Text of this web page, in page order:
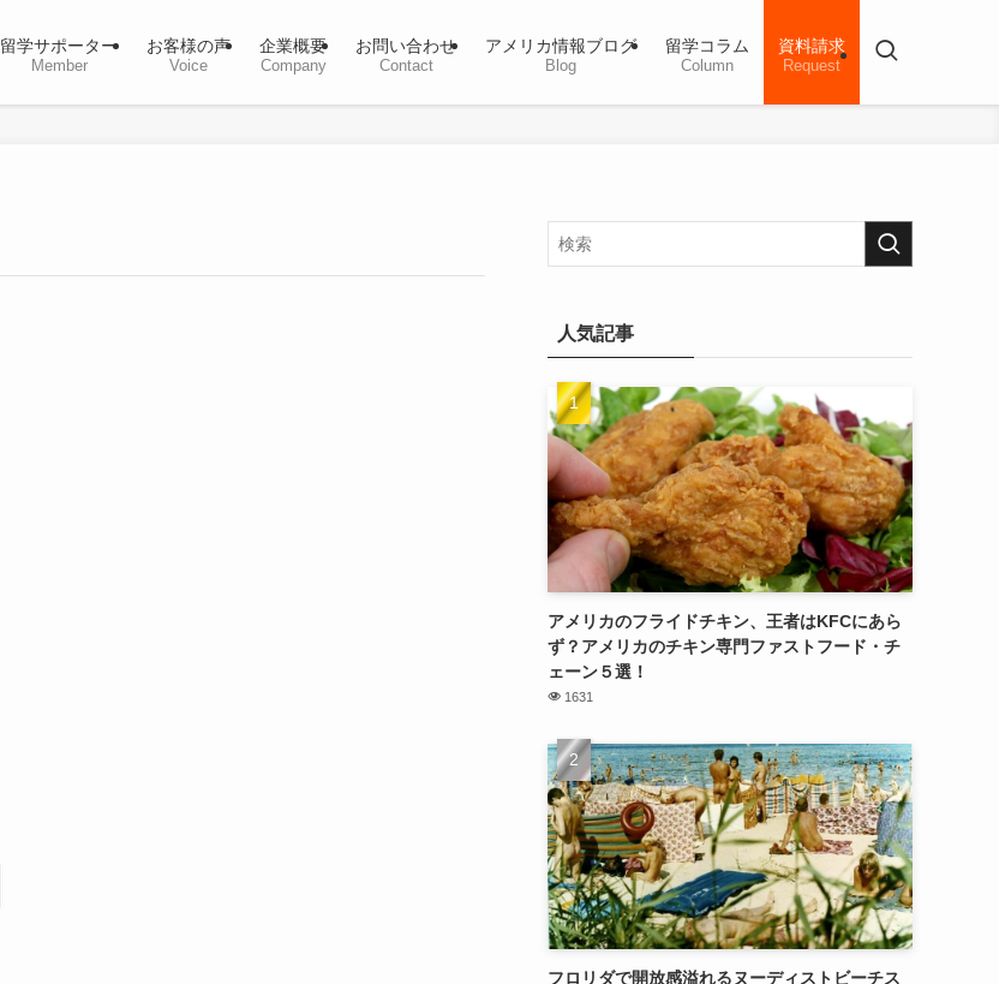
留学サポーター
Member
お客様の声
Voice
企業概要
Company
お問い合わせ
Contact
アメリカ情報ブログ
Blog
留学コラム
Column
資料請求
Request
人気記事
アメリカのフライドチキン、王者はKFCにあら
ず？アメリカのチキン専門ファストフード・チ
ェーン５選！
1631
フロリダで開放感溢れるヌーディストビーチス